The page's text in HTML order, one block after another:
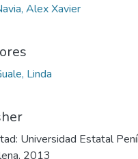
Alex Xavier
Linda
Universidad Estatal
2013